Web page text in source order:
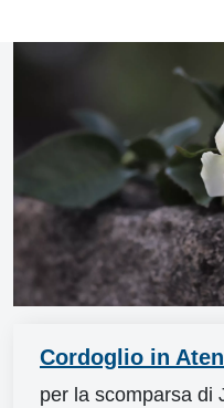
News
Cordoglio in
per la scomparsa di